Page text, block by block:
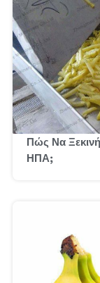
Πώς Να
ΗΠΑ;